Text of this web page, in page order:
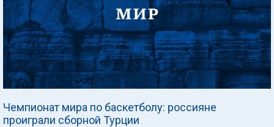
Чемпионат мира по баскетболу: россияне
проиграли сборной Турции